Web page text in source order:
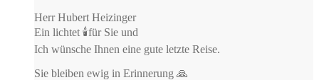
Herr Hubert Heizinger
Ein lichtet 🕯️für Sie und
Ich wünsche Ihnen eine gute letzte Reise.
Sie bleiben ewig in Erinnerung 🙏